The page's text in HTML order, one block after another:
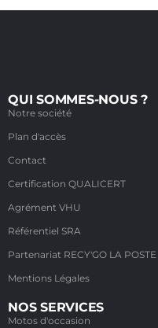
QUI SOMMES-NOUS ?
Notre société
Plan d'accès
Contact
Certification QUALICERT
Agrément VHU
Référentiel SRA
Partenariat RECY'GO LA POSTE
Mentions Légales
NOS SERVICES
Motos d'occasion